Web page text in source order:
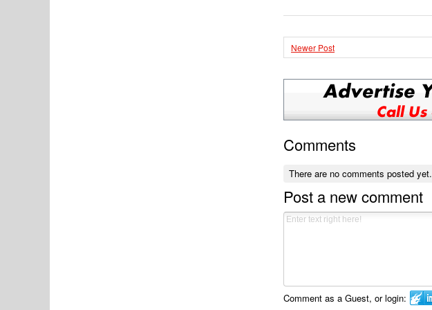
Newer Post
Comments
There are no comments posted yet.
Post a new comment
Comment as a Guest, or login: